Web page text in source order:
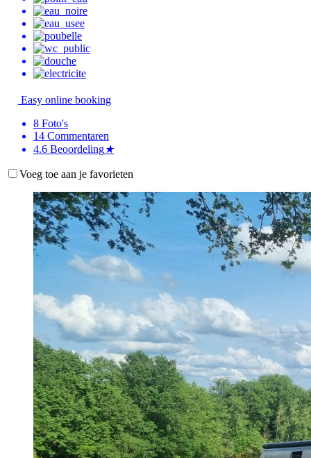
Easy online booking
8 Foto's
14 Commentaren
4.6 Beoordeling★
Voeg toe aan je favorieten